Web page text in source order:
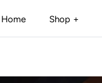
Home Shop